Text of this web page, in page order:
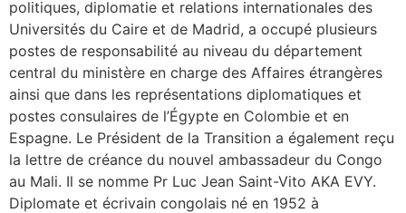
politiques, diplomatie et relations internationales des
Universités du Caire et de Madrid, a occupé plusieurs
postes de responsabilité au niveau du département
central du ministère en charge des Affaires étrangères
ainsi que dans les représentations diplomatiques et
postes consulaires de l’Égypte en Colombie et en
Espagne. Le Président de la Transition a également reçu
la lettre de créance du nouvel ambassadeur du Congo
au Mali. Il se nomme Pr Luc Jean Saint-Vito AKA EVY.
Diplomate et écrivain congolais né en 1952 à